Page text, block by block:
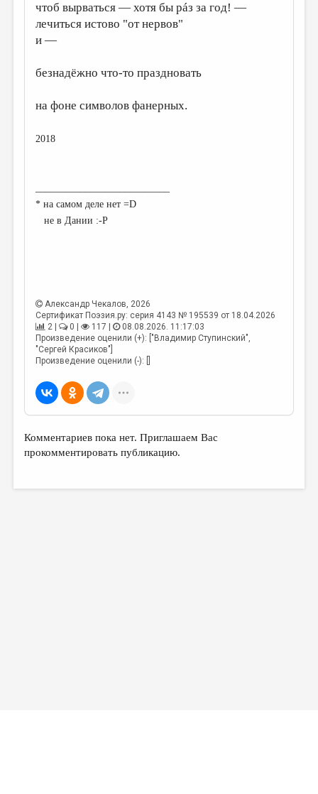
ТРЕДИАКОВСКИЙ
МЕДИА
ВКОНТАКТЕ
чтоб вырваться — хотя бы рáз за год! —
лечиться истово "от нервов"
и —
безнадёжно что-то праздновать
на фоне символов фанерных.
2018
* на самом деле нет =D
не в Дании :-P
Александр Чекалов, 2026
Сертификат Поэзия.ру: серия 4143 № 195539 от 18.04.2026
2 |
0 | 117 |
08.08.2026. 11:17:03
Произведение оценили (+): ["Владимир Ступинский",
"Сергей Красиков"]
Произведение оценили (-): []
Комментариев пока нет. Приглашаем Вас
прокомментировать публикацию.